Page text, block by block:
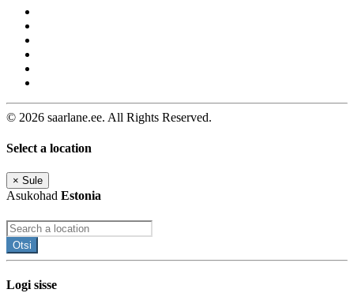
© 2026 saarlane.ee. All Rights Reserved.
Select a location
× Sule
Asukohad Estonia
Otsi
Logi sisse